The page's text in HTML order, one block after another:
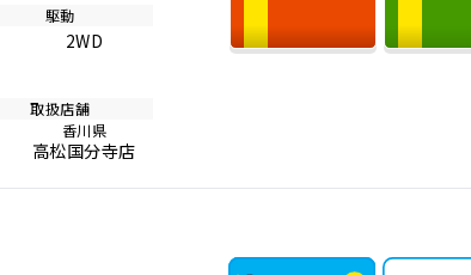
駆動
2WD
取扱店舗
香川県
高松国分寺店